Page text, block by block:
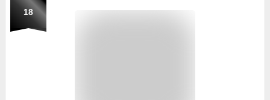
18